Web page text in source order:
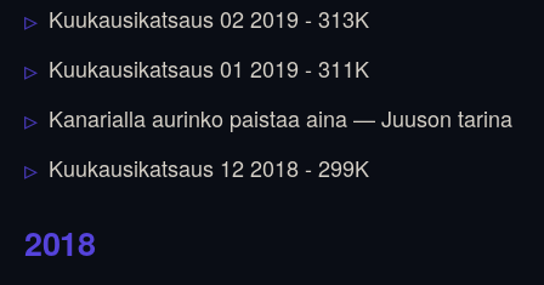
Kuukausikatsaus 02 2019 - 313K
Kuukausikatsaus 01 2019 - 311K
Kanarialla aurinko paistaa aina — Juuson tarina
Kuukausikatsaus 12 2018 - 299K
2018